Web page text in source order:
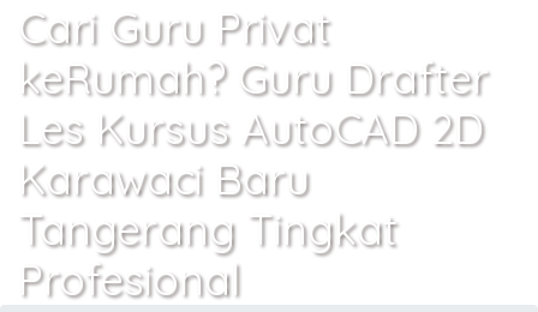
Cari Guru Privat
keRumah? Guru Drafter
Les Kursus AutoCAD 2D
Karawaci Baru
Tangerang Tingkat
Profesional